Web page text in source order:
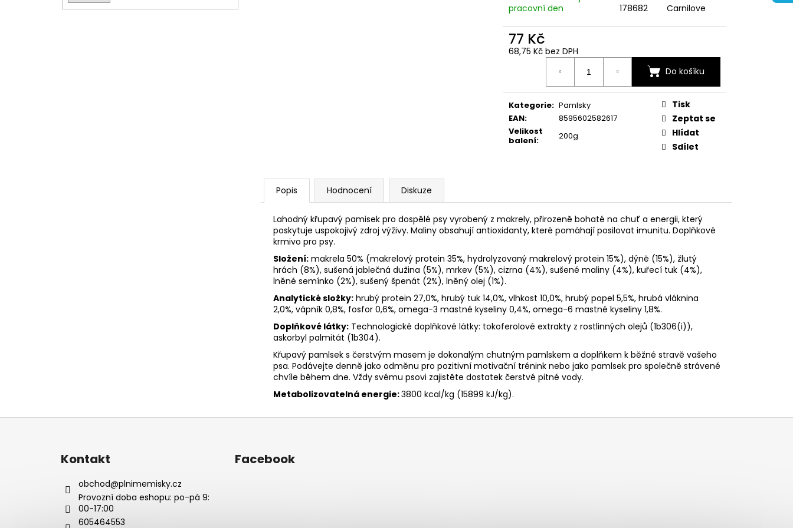
pracovní den
178682
Carnilove
77 Kč
68,75 Kč bez DPH
Do košíku
Kategorie: Pamlsky
EAN:
8595602582617
Velikost
balení: 200g
Tisk
Zeptat se
Hlídat
Sdílet
Popis Hodnocení Diskuze
Lahodný křupavý pamisek pro dospělé psy vyrobený z makrely, přirozeně bohaté na chuť a energii, který
poskytuje uspokojivý zdroj výživy. Maliny obsahují antioxidanty, které pomáhají posilovat imunitu. Doplňkové
krmivo pro psy.
Složení: makrela 50% (makrelový protein 35%, hydrolyzovaný makrelový protein 15%), dýně (15%), žlutý
hrách (8%), sušená jablečná dužina (5%), mrkev (5%), cizrna (4%), sušené maliny (4%), kuřecí tuk (4%),
lněné semínko (2%), sušený špenát (2%), lněný olej (1%).
Analytické složky: hrubý protein 27,0%, hrubý tuk 14,0%, vlhkost 10,0%, hrubý popel 5,5%, hrubá vláknina
2,0%, vápník 0,8%, fosfor 0,6%, omega-3 mastné kyseliny 0,4%, omega-6 mastné kyseliny 1,8%.
Doplňkové látky: Technologické doplňkové látky: tokoferolové extrakty z rostlinných olejů (1b306(i)),
askorbyl palmitát (1b304).
Křupavý pamlsek s čerstvým masem je dokonalým chutným pamlskem a doplňkem k běžné stravě vašeho
psa. Podávejte denně jako odměnu pro pozitivní motivační trénink nebo jako pamlsek pro společně strávené
chvíle během dne. Vždy svému psovi zajistěte dostatek čerstvé pitné vody.
Metabolizovatelná energie:3800 kcal/kg (15899 kJ/kg).
Z
Kontakt
obchod@plnimemisky.cz
Provozní doba eshopu: po-pá 9:
00-17:00
605464553
Facebook